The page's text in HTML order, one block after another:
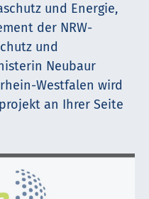
und Energie,
der NRW-
und
Neubaur
Westfalen wird
an Ihrer Seite